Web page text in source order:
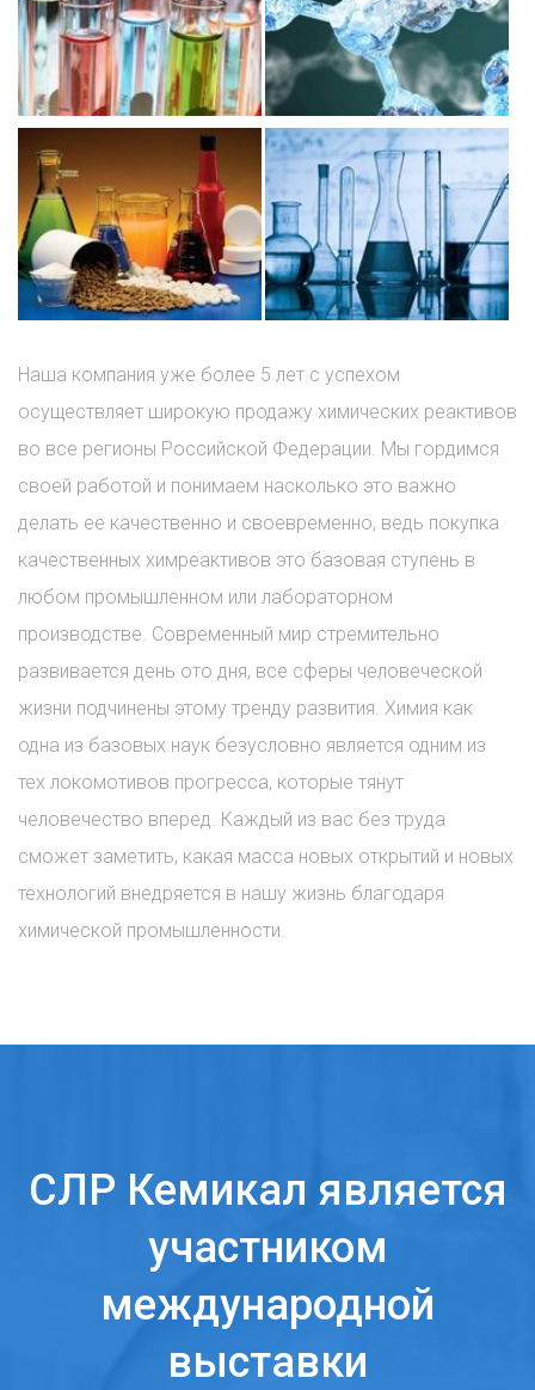
Наша компания уже более 5 лет с успехом
осуществляет широкую продажу химических реактивов
во все регионы Российской Федерации. Мы гордимся
своей работой и понимаем насколько это важно
делать ее качественно и своевременно, ведь покупка
качественных химреактивов это базовая ступень в
любом промышленном или лабораторном
производстве. Современный мир стремительно
развивается день ото дня, все сферы человеческой
жизни подчинены этому тренду развития. Химия как
одна из базовых наук безусловно является одним из
тех локомотивов прогресса, которые тянут
человечество вперед. Каждый из вас без труда
сможет заметить, какая масса новых открытий и новых
технологий внедряется в нашу жизнь благодаря
химической промышленности.
СЛР Кемикал является
участником
международной
выставки